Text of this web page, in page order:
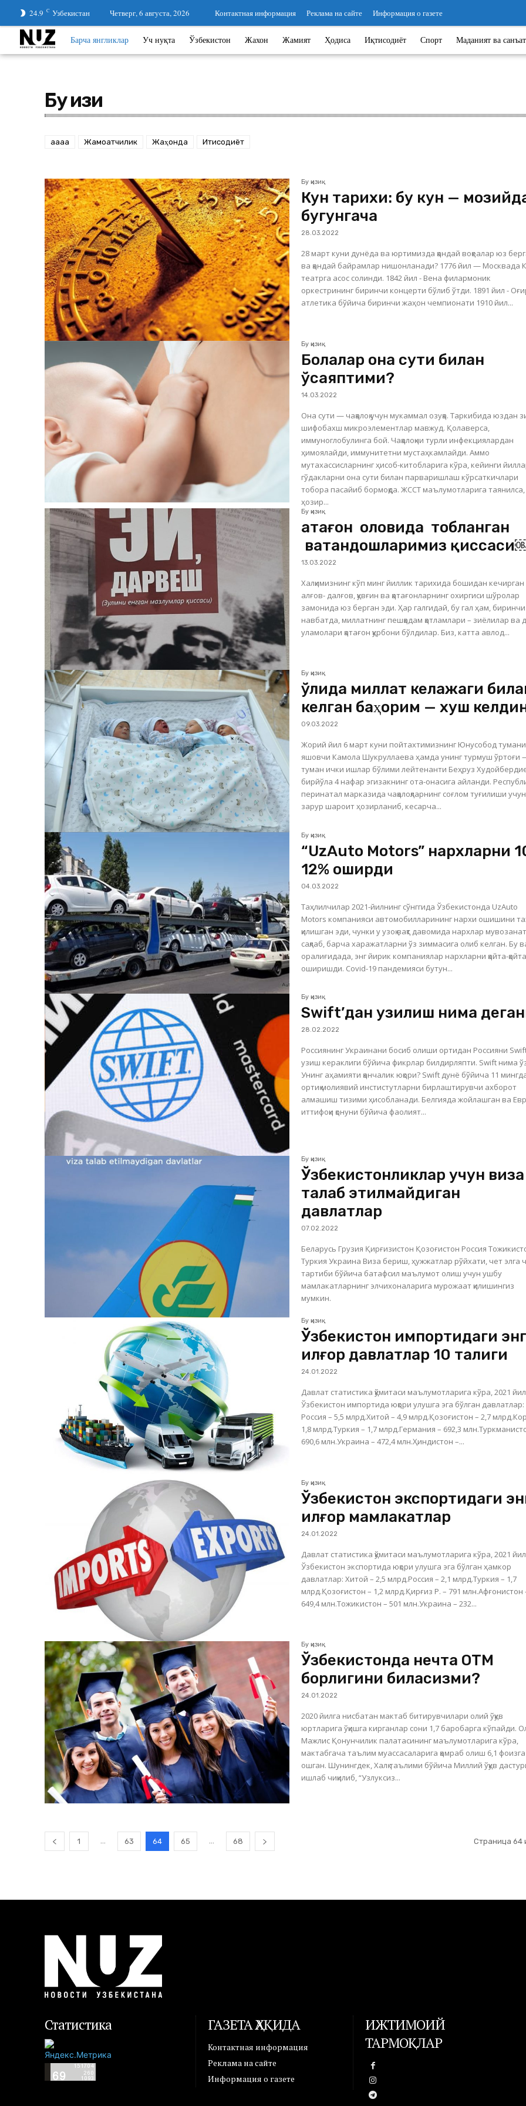
24.9 C Узбекистан Четверг, 6 августа, 2026 Контактная информация Реклама на сайте Информация о газете
Барча янгликлар Уч нуқта Ўзбекистон Жахон Жамият Ҳодиса Иқтисодиёт Спорт Маданият ва санъат
Бу қизиқ
aaaa Жамоатчилик Жаҳонда Иқтисодиёт
Бу қизиқ
Кун тарихи: бу кун —
бугунгача
28.03.2022
28 март куни дунёда ва юртимизда қандай воқеалар юз
ва қандай байрамлар нишонланади? 1776 йил — Москвада Катта
театрга асос солинди. 1842 йил - Вена филармоник
оркестрининг биринчи концерти бўлиб ўтди. 1891 йил - Оғир
атлетика бўйича биринчи жаҳон чемпионати 1910 йил...
Бу қизиқ
Болалар она сути билан
ўсаяптими?
14.03.2022
Она сути — чақалоқ учун мукаммал озуқа. Таркибида юздан
шифобахш микроэлементлар мавжуд. Қолаверса,
иммуноглобулинга бой. Чақалоқни турли инфекциялардан
ҳимоялайди, иммунитетни мустаҳкамлайди. Аммо
мутахассисларнинг ҳисоб-китобларига кўра, кейинги
гўдакларни она сути билан парваришлаш кўрсаткичлари
тобора пасайиб бормоқда. ЖССТ маълумотларига таянилса,
ҳозир...
Бу қизиқ
Қатағон оловида тобланган
ватандошларимиз
13.03.2022
Халқимизнинг кўп минг йиллик тарихида бошидан кечирган
алғов- далғов, қувғин ва қатағонларнинг охиргиси шўролар
замонида юз берган эди. Ҳар галгидай, бу гал ҳам, биринчи
навбатда, миллатнинг пешқадам қатламлари – зиёлилар ва
уламолари қатағон қурбони бўлдилар. Биз, катта авлод...
Бу қизиқ
Қўлида миллат келажаги
келган баҳорим — хуш
09.03.2022
Жорий йил 6 март куни пойтахтимизнинг Юнусобод
яшовчи Камола Шукруллаева ҳамда унинг турмуш ўртоғи
туман ички ишлар бўлими лейтенанти Беҳруз
бирйўла 4 нафар эгизакнинг ота-онасига айланди. Республика
перинатал марказида чақалоқларнинг соғлом туғилиши учун
зарур шароит ҳозирланиб, кесарча...
Бу қизиқ
“UzAuto Motors” нархларни
12% оширди
04.03.2022
Таҳлилчилар 2021-йилнинг сўнггида Ўзбекистонда UzAuto
Motors компанияси автомобилларининг нархи ошишини тахмин
қилишган эди, чунки у узоқ вақт давомида нархлар
сақлаб, барча харажатларни ўз зиммасига олиб келган. Бу
оралиғидада, энг йирик компаниялар нархларни қайта-қайта
оширишди. Covid-19 пандемияси бутун...
Бу қизиқ
Swift’дан узилиш нима
28.02.2022
Россиянинг Украинани босиб олиши ортидан Россияни
узиш кераклиги бўйича фикрлар билдирляпти. Swift нима
Унинг аҳамияти қанчалик юқори? Swift дунё бўйича 11 мингдан
ортиқ молиявий инстистутларни бирлаштирувчи ахборот
алмашиш тизими ҳисобланади. Белгияда жойлашган ва
иттифоқи қонуни бўйича фаолият...
Бу қизиқ
Ўзбекистонликлар учун виза
талаб этилмайдиган
давлатлар
07.02.2022
Беларусь Грузия Қирғизистон Қозоғистон Россия Тожикистон
Туркия Украина Виза бериш, ҳужжатлар рўйхати, чет элга чиқиш
тартиби бўйича батафсил маълумот олиш учун ушбу
мамлакатларнинг элчихоналарига мурожаат қилишингиз
мумкин.
Бу қизиқ
Ўзбекистон импортидаги энг
илғор давлатлар 10 талиги
24.01.2022
Давлат статистика қўмитаси маълумотларига кўра, 2021
Ўзбекистон импортида юқори улушга эга бўлган давлатлар:
Россия – 5,5 млрд.Хитой – 4,9 млрд.Қозоғистон – 2,7
1,8 млрд.Туркия – 1,7 млрд.Германия – 692,3
690,6 млн.Украина – 472,4 млн.Ҳиндистон –...
Бу қизиқ
Ўзбекистон экспортидаги
илғор мамлакатлар
24.01.2022
Давлат статистика қўмитаси маълумотларига кўра, 2021
Ўзбекистон экспортида юқори улушга эга бўлган ҳамкор
давлатлар: Хитой – 2,5 млрд.Россия – 2,1 млрд.Туркия – 1,7
млрд.Қозоғистон – 1,2 млрд.Қирғиз Р. – 791 млн.Афғонистон
649,4 млн.Тожикистон – 501 млн.Украина – 232...
Бу қизиқ
Ўзбекистонда нечта ОТМ
борлигини биласизми?
24.01.2022
2020 йилга нисбатан мактаб битирувчилари олий ўқув
юртларига ўқишга кирганлар сони 1,7 баробарга кўпайди. Олий
Мажлис Қонунчилик палатасининг маълумотларига кўра,
мактабгача таълим муассасаларига қамраб олиш 6,1 фоизга
ошган. Шунингдек, Халқ таълими бўйича Миллий ўқув
ишлаб чиқилиб, “Узлуксиз...
1 63 64 65 68 Страница 64
Статистика ГАЗЕТА ҲАҚИДА
Контактная информация
Реклама на сайте
Информация о газете
ИЖТИМОИЙ
ТАРМОҚЛАР